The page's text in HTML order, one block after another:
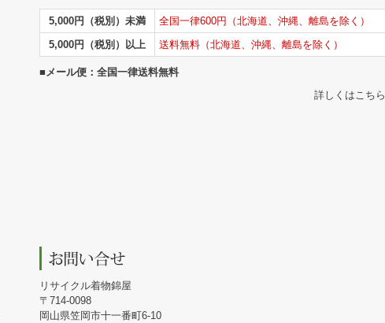
5,000円（税別）未満
全国一律600円（北海道、沖縄、離島を除く）
5,000円（税別）以上
送料無料（北海道、沖縄、離島を除く）
■メール便：全国一律送料無料
詳しくはこちら
リサイクル着物錦屋
714-0098
岡山県笠岡市十一番町6-10